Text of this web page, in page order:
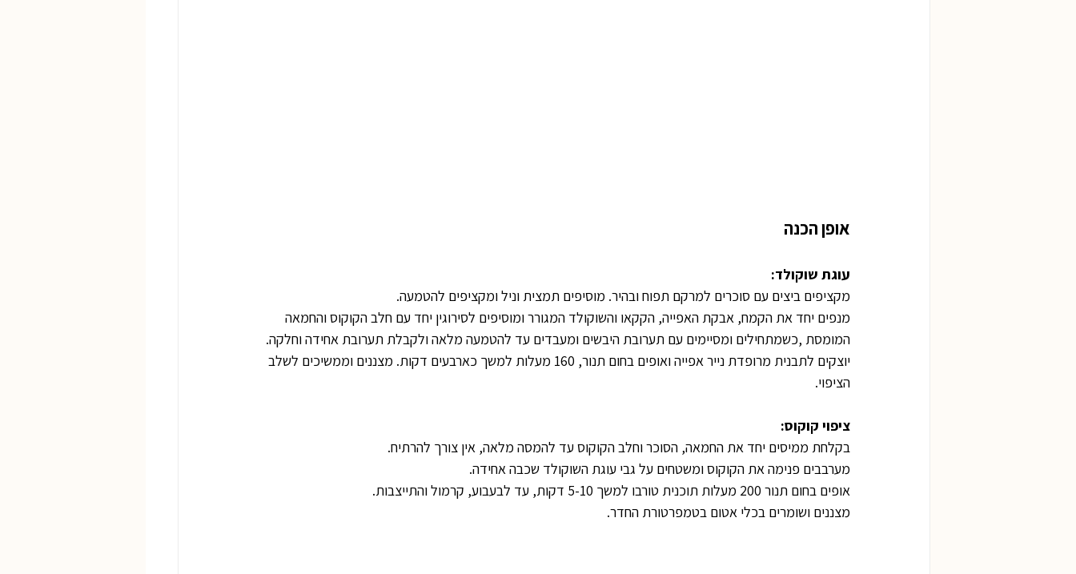
אופן הכנה
עוגת שוקולד:
מקציפים ביצים עם סוכרים למרקם תפוח ובהיר. מוסיפים תמצית וניל ומקציפים להטמעה.
מנפים יחד את הקמח, אבקת האפייה, הקקאו והשוקולד המגורר ומוסיפים לסירוגין יחד עם חלב הקוקוס והחמאה
המומסת ,כשמתחילים ומסיימים עם תערובת היבשים ומעבדים עד להטמעה מלאה ולקבלת תערובת אחידה וחלקה.
יוצקים לתבנית מרופדת נייר אפייה ואופים בחום תנור, 160 מעלות למשך כארבעים דקות. מצננים וממשיכים לשלב
הציפוי.
ציפוי קוקוס:
בקלחת ממיסים יחד את החמאה, הסוכר וחלב הקוקוס עד להמסה מלאה, אין צורך להרתיח.
מערבבים פנימה את הקוקוס ומשטחים על גבי עוגת השוקולד שכבה אחידה.
אופים בחום תנור 200 מעלות תוכנית טורבו למשך 5-10 דקות, עד לבעבוע, קרמול והתייצבות.
מצננים ושומרים בכלי אטום בטמפרטורת החדר.